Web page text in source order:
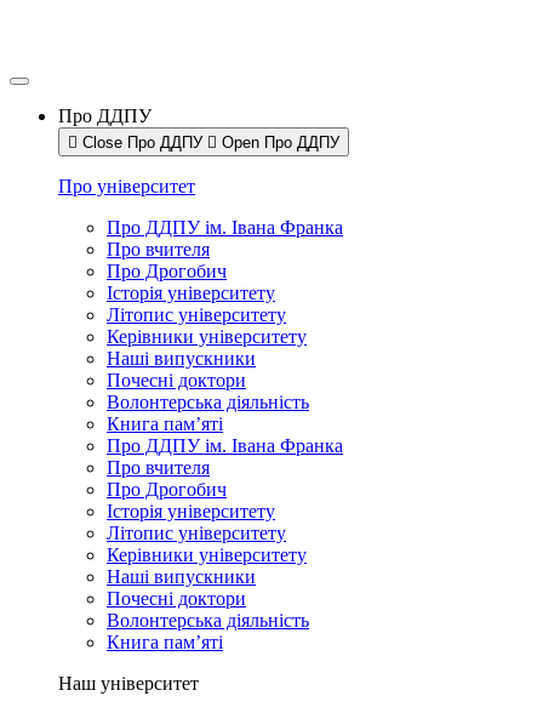
Про ДДПУ
Close Про ДДПУ Open Про ДДПУ
Про університет
Про ДДПУ ім. Івана Франка
Про вчителя
Про Дрогобич
Історія університету
Літопис університету
Керівники університету
Наші випускники
Почесні доктори
Волонтерська діяльність
Книга пам’яті
Про ДДПУ ім. Івана Франка
Про вчителя
Про Дрогобич
Історія університету
Літопис університету
Керівники університету
Наші випускники
Почесні доктори
Волонтерська діяльність
Книга пам’яті
Наш університет